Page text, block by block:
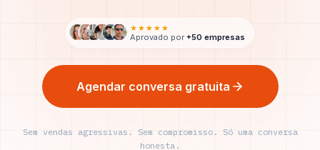
★★★★★
Aprovado por+50 empresas
Agendar conversa gratuita
Sem vendas agressivas. Sem compromisso. Só uma conversa
honesta.